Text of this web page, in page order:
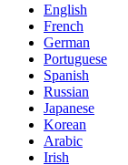
English
French
German
Portuguese
Spanish
Russian
Japanese
Korean
Arabic
Irish